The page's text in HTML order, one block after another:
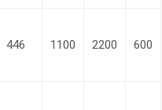
446 1100 2200 600